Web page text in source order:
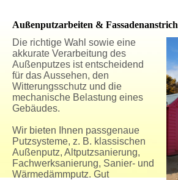
Außenputzarbeiten & Fassadenanstrich
Die richtige Wahl sowie eine
akkurate Verarbeitung des
Außenputzes ist entscheidend
für das Aussehen, den
Witterungsschutz und die
mechanische Belastung eines
Gebäudes.
Wir bieten Ihnen passgenaue
Putzsysteme, z. B. klassischen
Außenputz, Altputzsanierung,
Fachwerksanierung, Sanier- und
Wärmedämmputz. Gut